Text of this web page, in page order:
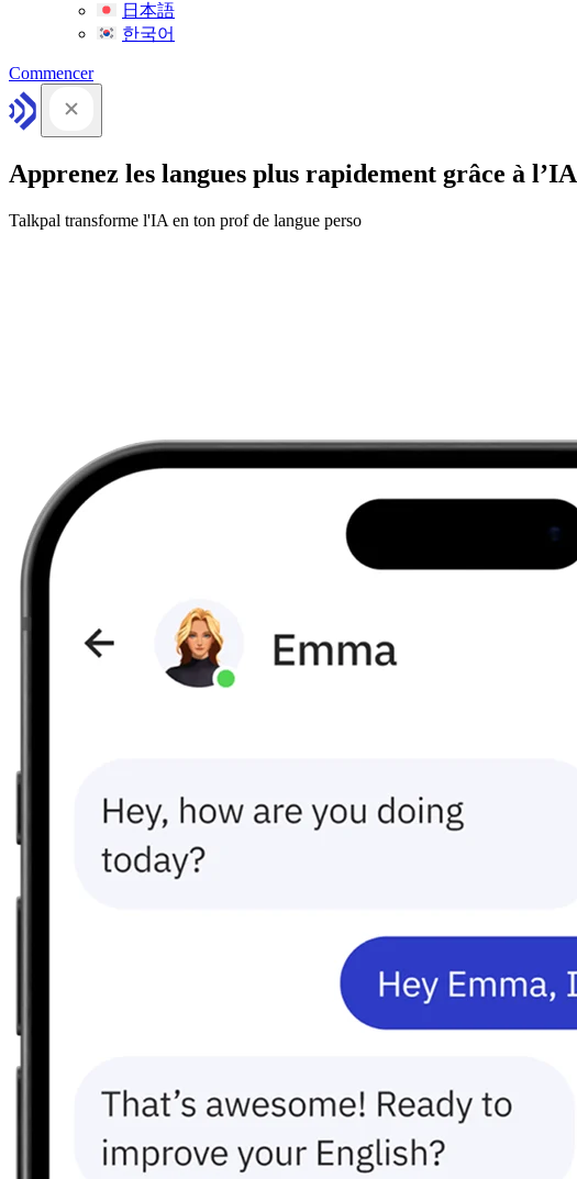
日本語
한국어
Commencer
Apprenez les langues plus rapidement grâce à l’IA
Talkpal transforme l'IA en ton prof de langue perso